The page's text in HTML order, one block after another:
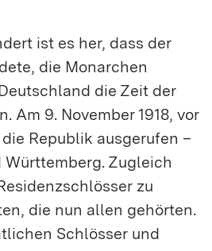
ist es her, dass der
die Monarchen
die Zeit der
Am 9. November 1918, vor
Republik ausgerufen –
Zugleich
zu
die nun allen gehörten.
Schlösser und